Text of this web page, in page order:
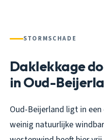
STORMSCHADE
Daklekkage
in Oud-
Oud-Beijerland ligt in
weinig natuurlijke